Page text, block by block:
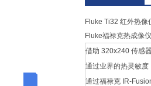
Fluke Ti32 红外热像
Fluke福禄克热成像
借助 320x240 传感
通过业界的热灵敏
通过福禄克 IR-